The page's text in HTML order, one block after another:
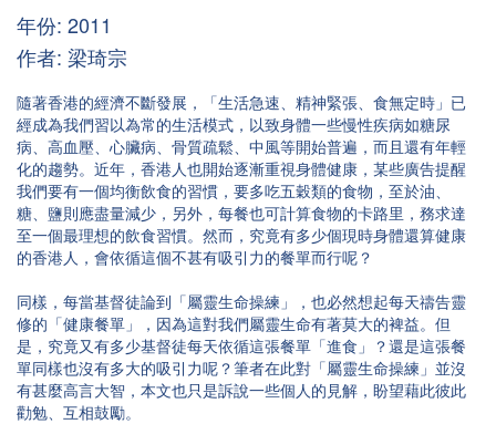
年份: 2011
作者: 梁琦宗
隨著香港的經濟不斷發展，「生活急速、精神緊張、食無定時」已
經成為我們習以為常的生活模式，以致身體一些慢性疾病如糖尿
病、高血壓、心臟病、骨質疏鬆、中風等開始普遍，而且還有年輕
化的趨勢。近年，香港人也開始逐漸重視身體健康，某些廣告提醒
我們要有一個均衡飲食的習慣，要多吃五穀類的食物，至於油、
糖、鹽則應盡量減少，另外，每餐也可計算食物的卡路里，務求達
至一個最理想的飲食習慣。然而，究竟有多少個現時身體還算健康
的香港人，會依循這個不甚有吸引力的餐單而行呢？
同樣，每當基督徒論到「屬靈生命操練」，也必然想起每天禱告靈
修的「健康餐單」，因為這對我們屬靈生命有著莫大的裨益。但
是，究竟又有多少基督徒每天依循這張餐單「進食」？還是這張餐
單同樣也沒有多大的吸引力呢？筆者在此對「屬靈生命操練」並沒
有甚麼高言大智，本文也只是訴說一些個人的見解，盼望藉此彼此
勸勉、互相鼓勵。